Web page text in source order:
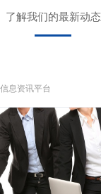
了解我们的最新动态
息资讯平台